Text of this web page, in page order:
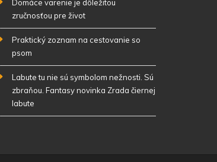
Domáce varenie je dôležitou
zručnosťou pre život
Praktický zoznam na cestovanie so
psom
Labute tu nie sú symbolom nežnosti. Sú
zbraňou. Fantasy novinka Zrada čiernej
labute